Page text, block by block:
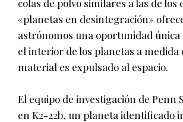
colas de polvo similares a las de los
«planetas en desintegración»
astrónomos una oportunidad
el interior de los planetas a medida
material es expulsado al espacio.
El equipo de investigación de Penn
en K2-22b, un planeta identificado